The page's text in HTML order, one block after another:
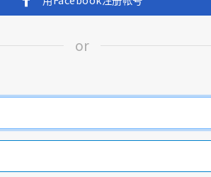
or